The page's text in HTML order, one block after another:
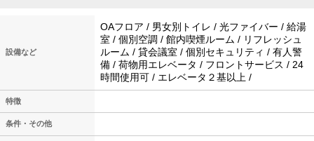
設備など
OAフロア / 男女別トイレ / 光ファイバー / 給湯
室 / 個別空調 / 館内喫煙ルーム / リフレッシュ
ルーム / 貸会議室 / 個別セキュリティ / 有人警
備 / 荷物用エレベータ / フロントサービス / 24
時間使用可 / エレベータ２基以上 /
特徴
条件・その他